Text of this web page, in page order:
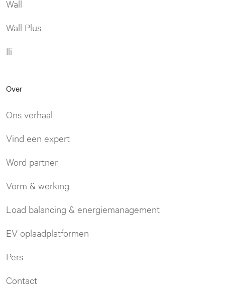
Wall
Wall Plus
Ili
Over
Ons verhaal
Vind een expert
Word partner
Vorm & werking
Load balancing & energiemanagement
EV oplaadplatformen
Pers
Contact